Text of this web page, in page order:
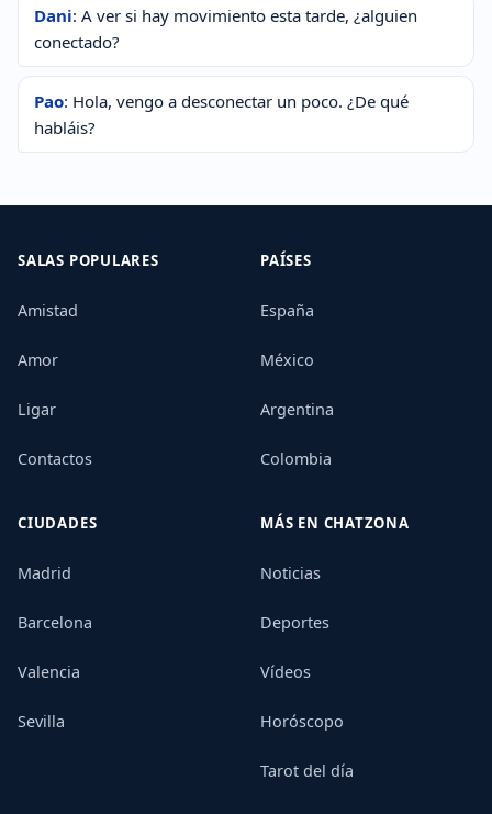
Dani: A ver si hay movimiento esta tarde, ¿alguien
conectado?
Pao: Hola, vengo a desconectar un poco. ¿De qué
habláis?
SALAS POPULARES
Amistad
Amor
Ligar
Contactos
PAÍSES
España
México
Argentina
Colombia
CIUDADES
Madrid
Barcelona
Valencia
Sevilla
MÁS EN CHATZONA
Noticias
Deportes
Vídeos
Horóscopo
Tarot del día